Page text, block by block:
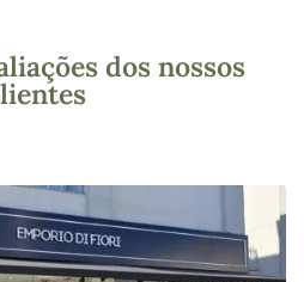
dos nossos